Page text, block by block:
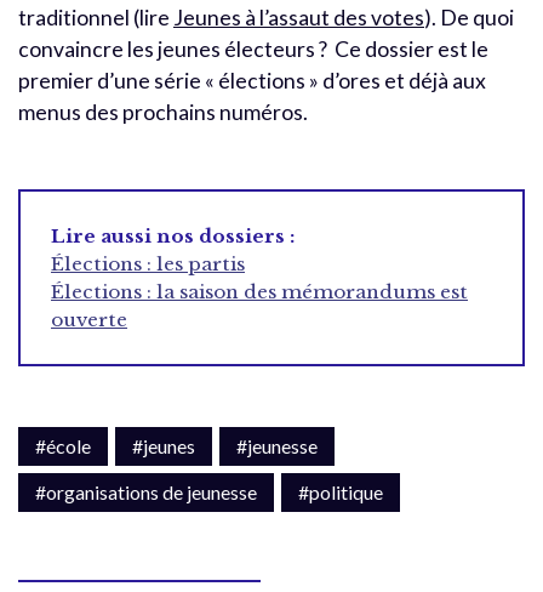
traditionnel (lire Jeunes à l’assaut des votes). De quoi
convaincre les jeunes électeurs ? Ce dossier est le
premier d’une série « élections » d’ores et déjà aux
menus des prochains numéros.
Lire aussi nos dossiers :
Élections : les partis
Élections : la saison des mémorandums est
ouverte
#école #jeunes
#jeunesse
#organisations de jeunesse
#politique